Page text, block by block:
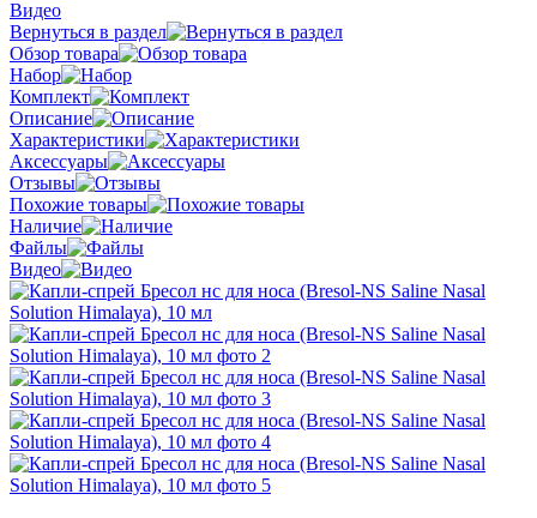
Видео
Вернуться в раздел
Обзор товара
Набор
Комплект
Описание
Характеристики
Аксессуары
Отзывы
Похожие товары
Наличие
Файлы
Видео